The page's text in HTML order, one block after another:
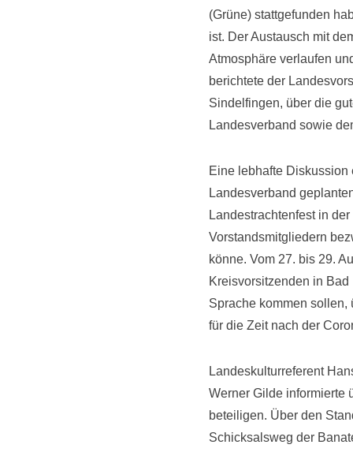
(Grüne) stattgefunden
ist. Der Austausch mit
Atmosphäre verlaufen
berichtete der
Sindelfingen, über die
Landesverband sowie
Eine lebhafte Diskussion
Landesverband
Landestrachtenfest in
Vorstandsmitgliedern
könne. Vom 27. bis 29.
Kreisvorsitzenden in
Sprache kommen
für die Zeit nach der
Landeskulturreferent
Werner Gilde informierte
beteiligen. Über den
Schicksalsweg der